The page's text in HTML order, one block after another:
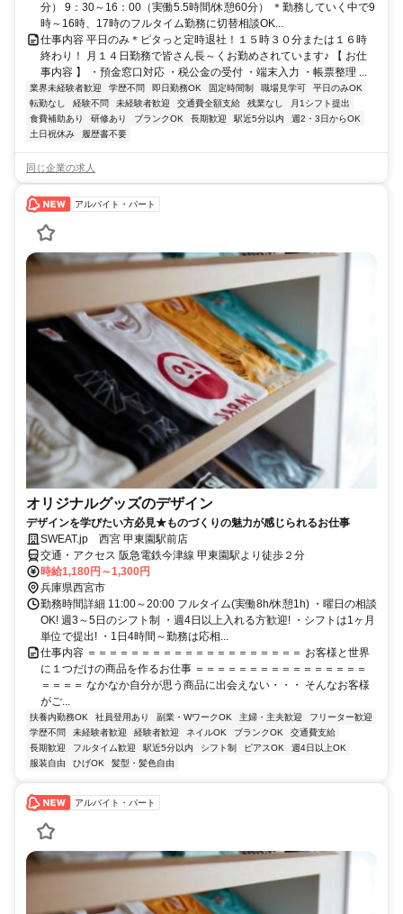
分） 9：30～16：00（実働5.5時間/休憩60分） ＊勤務していく中で9
時～16時、17時のフルタイム勤務に切替相談OK...
仕事内容 平日のみ＊ピタっと定時退社！１５時３０分または１６時
終わり！ 月１４日勤務で皆さん長～くお勤めされています♪ 【 お仕
事内容 】 ・預金窓口対応 ・税公金の受付 ・端末入力 ・帳票整理 ...
業界未経験者歓迎 学歴不問 即日勤務OK 固定時間制 職場見学可
平日のみOK
転勤なし
経験不問 未経験者歓迎 交通費全額支給 残業なし
月1シフト提出
食費補助あり
研修あり ブランクOK 長期歓迎 駅近5分以内
週2・3日からOK
土日祝休み
履歴書不要
同じ企業の求人
アルバイト・パート
オリジナルグッズのデザイン
デザインを学びたい方必見★ものづくりの魅力が感じられるお仕事
SWEAT.jp 西宮 甲東園駅前店
交通・アクセス 阪急電鉄今津線 甲東園駅より徒歩２分
時給1,180円～1,300円
兵庫県西宮市
勤務時間詳細 11:00～20:00 フルタイム(実働8h/休憩1h) ・曜日の相談
OK! 週3～5日のシフト制 ・週4日以上入れる方歓迎! ・シフトは1ヶ月
単位で提出! ・1日4時間～勤務は応相...
仕事内容 ＝＝＝＝＝＝＝＝＝＝＝＝＝＝＝＝＝＝＝＝ お客様と世界
に１つだけの商品を作るお仕事 ＝＝＝＝＝＝＝＝＝＝＝＝＝＝＝＝
＝＝＝＝ なかなか自分が思う商品に出会えない・・・ そんなお客様
がご...
扶養内勤務OK 社員登用あり 副業・WワークOK 主婦・主夫歓迎
フリーター歓迎
学歴不問
未経験者歓迎 経験者歓迎 ネイルOK ブランクOK
交通費支給
長期歓迎
フルタイム歓迎 駅近5分以内 シフト制 ピアスOK
週4日以上OK
服装自由
ひげOK 髪型・髪色自由
アルバイト・パート